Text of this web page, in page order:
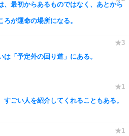
、最初からあるものではなく、あとから
ろが運命の場所になる。
は「予定外の回り道」にある。
すごい人を紹介してくれることもある。